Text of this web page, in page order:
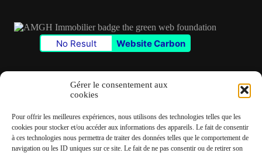
Gérer le consentement aux
cookies
Pour offrir les meilleures expériences, nous utilisons des technologies telles que les
cookies pour stocker et/ou accéder aux informations des appareils. Le fait de consentir
à ces technologies nous permettra de traiter des données telles que le comportement de
navigation ou les ID uniques sur ce site. Le fait de ne pas consentir ou de retirer son
No Result Website Carbon
✆06 22 39 73 24